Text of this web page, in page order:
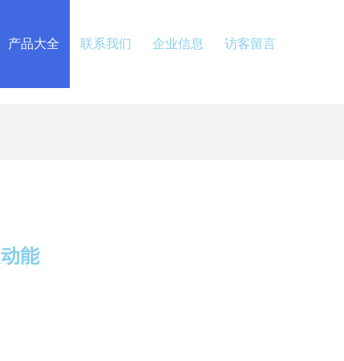
产品大全 联系我们 企业信息 访客留言
能